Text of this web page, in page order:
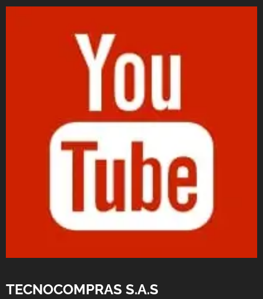
TECNOCOMPRAS S.A.S